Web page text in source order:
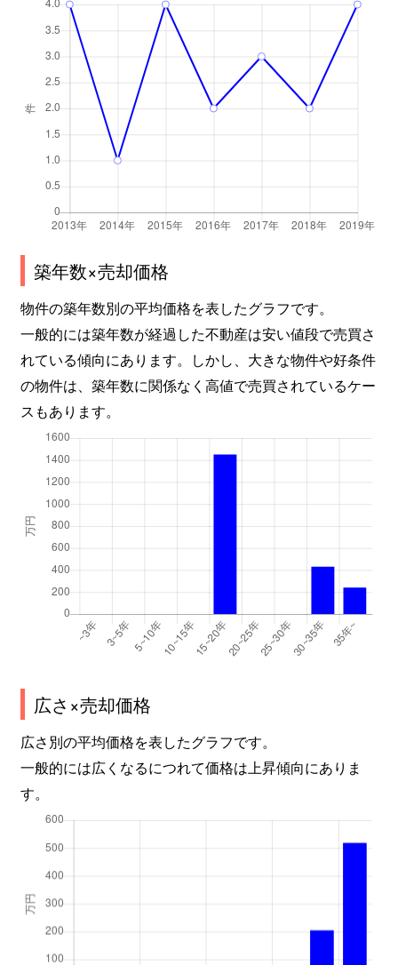
築年数×売却価格
物件の築年数別の平均価格を表したグラフです。
一般的には築年数が経過した不動産は安い値段で売買さ
れている傾向にあります。しかし、大きな物件や好条件
の物件は、築年数に関係なく高値で売買されているケー
スもあります。
広さ×売却価格
広さ別の平均価格を表したグラフです。
一般的には広くなるにつれて価格は上昇傾向にありま
す。